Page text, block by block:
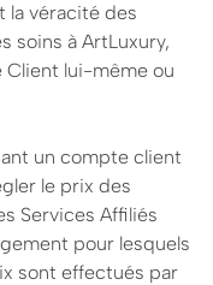
la véracité des
soins à ArtLuxury,
lui-même ou
un compte client
le prix des
Services Affiliés
pour lesquels
sont effectués par